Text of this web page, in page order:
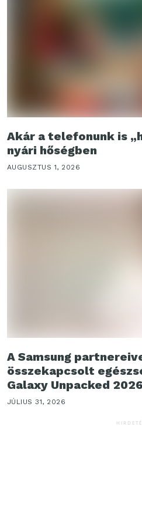
Akár a telefonunk is
nyári hőségben
AUGUSZTUS 1, 2026
A Samsung
összekapcsolt
Galaxy Unpacked
JÚLIUS 31, 2026